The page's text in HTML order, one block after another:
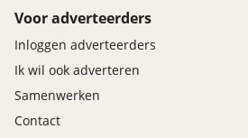
Voor adverteerders
Inloggen adverteerders
Ik wil ook adverteren
Samenwerken
Contact